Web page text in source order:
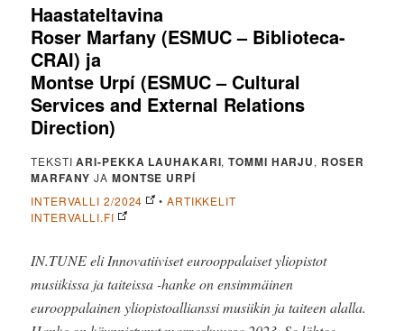
Haastateltavina
Roser Marfany (ESMUC – Biblioteca-
CRAI) ja
Montse Urpí (ESMUC – Cultural
Services and External Relations
Direction)
TEKSTIARI-PEKKA LAUHAKARI,TOMMI HARJU, ROSER
MARFANY JA MONTSE URPÍ
INTERVALLI 2/2024 • ARTIKKELIT
INTERVALLI.FI
IN.TUNE eli Innovatiiviset eurooppalaiset yliopistot
musiikissa ja taiteissa -hanke on ensimmäinen
eurooppalainen yliopistoallianssi musiikin ja taiteen alalla.